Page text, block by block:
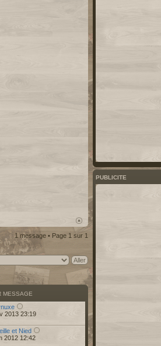
1 message • Page 1 sur 1
MESSAGE
2013 23:19
et Nied
2012 12:42
PUBLICITE